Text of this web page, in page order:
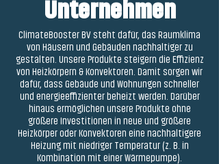
Unternehmen
ClimateBooster BV steht dafür, das Raumklima
von Häusern und Gebäuden nachhaltiger zu
gestalten. Unsere Produkte steigern die Effizienz
von Heizkörpern & Konvektoren. Damit sorgen wir
dafür, dass Gebäude und Wohnungen schneller
und energieeffizienter beheizt werden. Darüber
hinaus ermöglichen unsere Produkte ohne
größere Investitionen in neue und größere
Heizkörper oder Konvektoren eine nachhaltigere
Heizung mit niedriger Temperatur (z. B. in
Kombination mit einer Wärmepumpe).